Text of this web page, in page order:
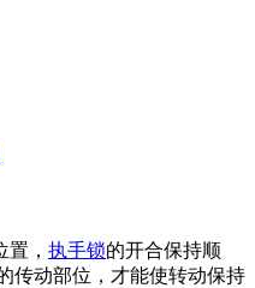
， 执手锁的开合保持顺
传动部位，才能使转动保持